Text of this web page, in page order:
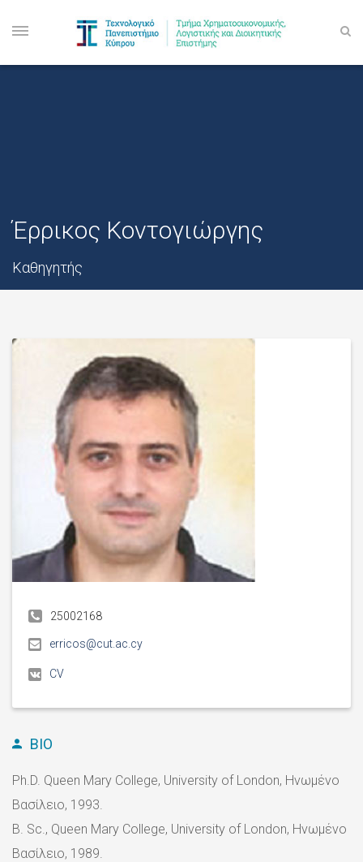
Έρρικος Κοντογιώργης
Καθηγητής
25002168
erricos@cut.ac.cy
CV
BIO
Ph.D. Queen Mary College, University of London, Ηνωμένο
Βασίλειο, 1993.
Β. Sc., Queen Mary College, University of London, Ηνωμένο
Βασίλειο, 1989.